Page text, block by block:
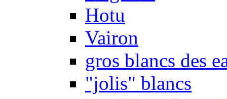
Hotu
Vairon
gros blancs des
"jolis" blancs